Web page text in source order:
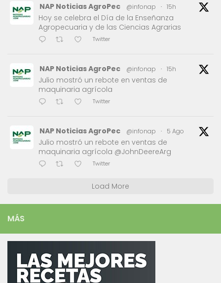
NAP Noticias AgroPec @infonap · 15h
Hoy se celebra el Día de la Enseñanza
Agropecuaria y de las Ciencias Agrarias
Twitter
NAP Noticias AgroPec @infonap · 15h
Julio mostró un rebote en ventas de
maquinaria agrícola
Twitter
NAP Noticias AgroPec @infonap · 5 Ago
Julio mostró un rebote en ventas de
maquinaria agrícola @JohnDeereArg
Twitter
Load More
MÁS